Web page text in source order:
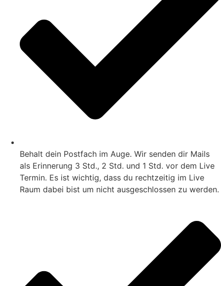
Behalt dein Postfach im Auge. Wir senden dir Mails
als Erinnerung 3 Std., 2 Std. und 1 Std. vor dem Live
Termin. Es ist wichtig, dass du rechtzeitig im Live
Raum dabei bist um nicht ausgeschlossen zu werden.